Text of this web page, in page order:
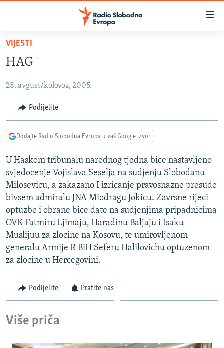
Pređite
glavni
Pređite
Pređite
pretragu
SRBIJA
KOSOVO
VIZUELNO
VIDEO
FOTOGALERIJE
INFOGRAFIKE
PODCASTI
RAT U UKRAJINI
KINA NA BALKANU
RSE PRIČE IZ SVIJETA
ISPRIČAJ MI
DNEVNO@RSE
VIŠE OD NASLOVA
POPLAVE I KLIZIŠTA U BIH 2024.
TV LIBERTY
Sve RFE/RL stranice
VIJESTI
HAG
28. avgust/kolovoz, 2005.
Podijelite
Dodajte Radio Slobodna Evropa u vaš Google izvor
U Haskom tribunalu narednog tjedna bice nastavljeno
svjedocenje Vojislava Seselja na sudjenju Slobodanu
Milosevicu, a zakazano I izricanje pravosnazne presude
bivsem admiralu JNA Miodragu Jokicu. Zavrsne rijeci
optuzbe i obrane bice date na sudjenjima pripadnicima
OVK Fatmiru Ljimaju, Haradinu Baljaju i Isaku
Muslijuu za zlocine na Kosovu, te umirovljenom
generalu Armije R BiH Seferu Halilovichu optuzenom
za zlocine u Hercegovini.
Podijelite Pratite nas
Više priča